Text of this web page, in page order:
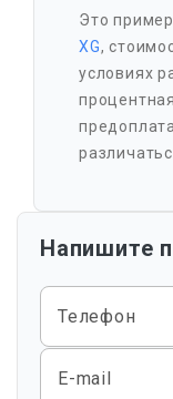
Это
XG,
условиях
Напишите
Телефон
E-mail